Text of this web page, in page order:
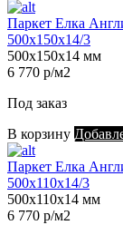
Паркет Елка
500х150х14/3
500х150х14 мм
6 770 р/м2
Под заказ
В корзину
Паркет Елка
500х110х14/3
500х110х14 мм
6 770 р/м2